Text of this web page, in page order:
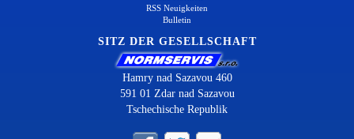
RSS Neuigkeiten
Bulletin
SITZ DER GESELLSCHAFT
Hamry nad Sazavou 460
591 01 Zdar nad Sazavou
Tschechische Republik